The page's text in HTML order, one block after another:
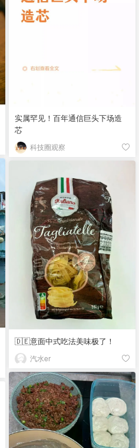
实属罕见！百年通信巨头下场造
芯
科技圈观察
🇩🇪意面中式吃法美味极了！
汽水er